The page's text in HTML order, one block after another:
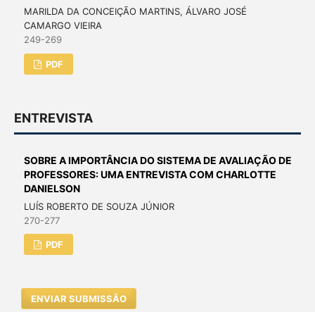
MARILDA DA CONCEIÇÃO MARTINS, ÁLVARO JOSÉ
CAMARGO VIEIRA
249-269
PDF
ENTREVISTA
SOBRE A IMPORTÂNCIA DO SISTEMA DE AVALIAÇÃO DE
PROFESSORES: UMA ENTREVISTA COM CHARLOTTE
DANIELSON
LUÍS ROBERTO DE SOUZA JÚNIOR
270-277
PDF
ENVIAR SUBMISSÃO